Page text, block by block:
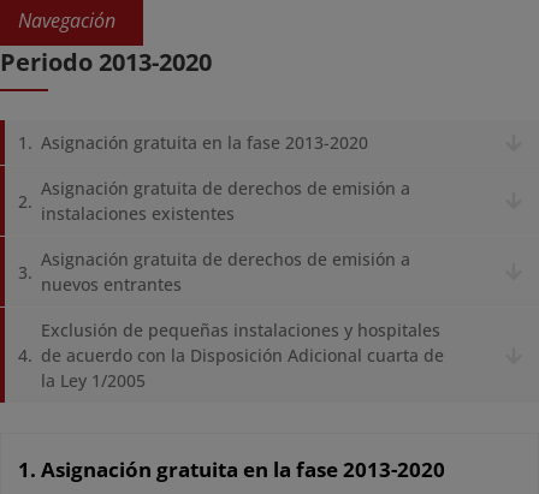
Navegación
Periodo 2013-2020
Asignación gratuita en la fase 2013-2020
Asignación gratuita de derechos de emisión a
instalaciones existentes
Asignación gratuita de derechos de emisión a
nuevos entrantes
Exclusión de pequeñas instalaciones y hospitales
de acuerdo con la Disposición Adicional cuarta de
la Ley 1/2005
1. Asignación gratuita en la fase 2013-2020